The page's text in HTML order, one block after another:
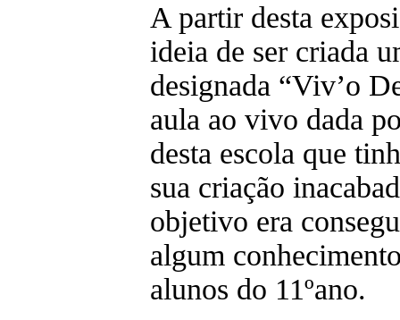
A partir desta
ideia de ser criada
designada “Viv’o
aula ao vivo dada
desta escola que
sua criação
objetivo era
algum
alunos do 11ºano.